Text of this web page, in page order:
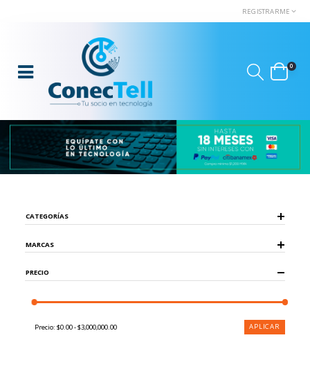
REGISTRARME
0
CATEGORÍAS
MARCAS
PRECIO
Precio: $0.00 - $3,000,000.00 APLICAR